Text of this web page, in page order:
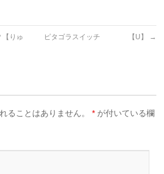
【りゅ
ピタゴラスイッチ 【U】 →
ることはありません。 * が付いている欄